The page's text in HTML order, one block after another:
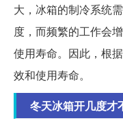
大，冰箱的制冷系统
度，而频繁的工作会
使用寿命。因此，根
效和使用寿命。
冬天冰箱开几度才